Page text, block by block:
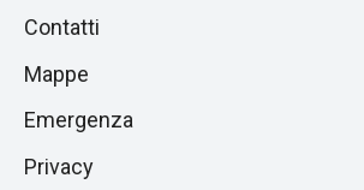
Salta
sezione
Piè
di
pagina
Contatti
Mappe
Emergenza
Privacy